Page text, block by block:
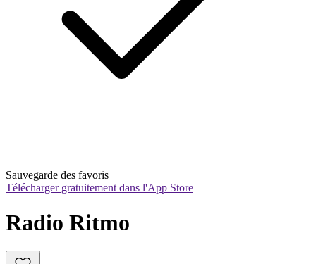
Sauvegarde des favoris
Télécharger gratuitement dans l'App Store
Radio Ritmo